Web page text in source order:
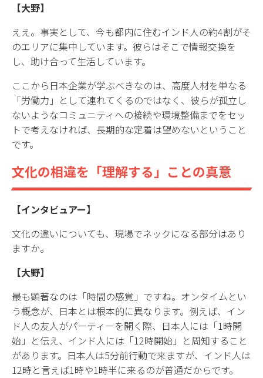
【大野】
ええ。事実として、今も都内に住むインド人の約4割がそ
のエリアに集中しています。彼らはそこで情報交換を
し、助け合って生活しています。
ここから日本企業が学ぶべきなのは、高度人材を単なる
「労働力」として連れてくるのではなく、彼らが孤立し
ないようなコミュニティへの接続や環境整備までをセッ
トで考えなければ、長期的な定着は望めないということ
です。
文化の相違を「理解する」ことの真意
【インタビュアー】
文化の違いについても、現場でネックになる部分はあり
ますか。
【大野】
最も顕著なのは「時間の感覚」ですね。オンタイムとい
う概念が、日本とは根本的に異なります。例えば、イン
ド人の友人がパーティーを開く際、日本人には「1時開
始」と伝え、インド人には「12時開始」と周知すること
があります。日本人は5分前行動で来ますが、インド人は
12時と言えば1時や1時半に来るのが普通だからです。